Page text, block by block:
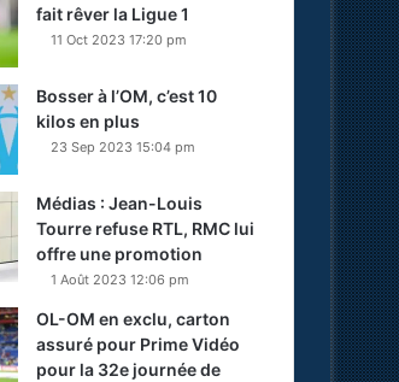
fait rêver la Ligue 1
11 Oct 2023 17:20 pm
Bosser à l’OM, c’est 10
kilos en plus
23 Sep 2023 15:04 pm
Médias : Jean-Louis
Tourre refuse RTL, RMC lui
offre une promotion
1 Août 2023 12:06 pm
OL-OM en exclu, carton
assuré pour Prime Vidéo
pour la 32e journée de